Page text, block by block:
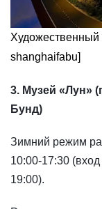
Художественный
shanghaifabu]
3. Музей «Лун»
Бунд)
Зимний режим
10:00-17:30
19:00).